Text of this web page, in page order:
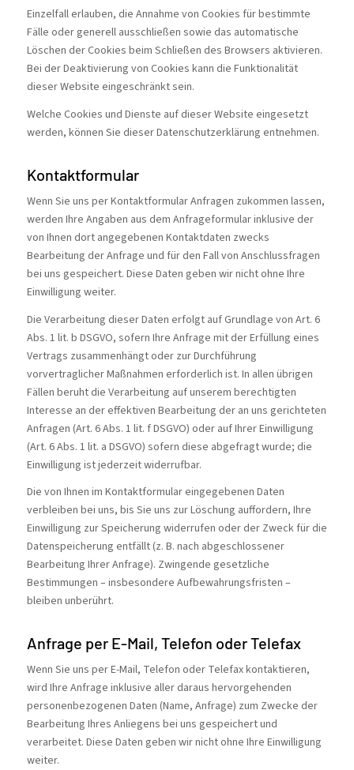
Einzelfall erlauben, die Annahme von Cookies für bestimmte
Fälle oder generell ausschließen sowie das automatische
Löschen der Cookies beim Schließen des Browsers aktivieren.
Bei der Deaktivierung von Cookies kann die Funktionalität
dieser Website eingeschränkt sein.
Welche Cookies und Dienste auf dieser Website eingesetzt
werden, können Sie dieser Datenschutzerklärung entnehmen.
Kontaktformular
Wenn Sie uns per Kontaktformular Anfragen zukommen lassen,
werden Ihre Angaben aus dem Anfrageformular inklusive der
von Ihnen dort angegebenen Kontaktdaten zwecks
Bearbeitung der Anfrage und für den Fall von Anschlussfragen
bei uns gespeichert. Diese Daten geben wir nicht ohne Ihre
Einwilligung weiter.
Die Verarbeitung dieser Daten erfolgt auf Grundlage von Art. 6
Abs. 1 lit. b DSGVO, sofern Ihre Anfrage mit der Erfüllung eines
Vertrags zusammenhängt oder zur Durchführung
vorvertraglicher Maßnahmen erforderlich ist. In allen übrigen
Fällen beruht die Verarbeitung auf unserem berechtigten
Interesse an der effektiven Bearbeitung der an uns gerichteten
Anfragen (Art. 6 Abs. 1 lit. f DSGVO) oder auf Ihrer Einwilligung
(Art. 6 Abs. 1 lit. a DSGVO) sofern diese abgefragt wurde; die
Einwilligung ist jederzeit widerrufbar.
Die von Ihnen im Kontaktformular eingegebenen Daten
verbleiben bei uns, bis Sie uns zur Löschung auffordern, Ihre
Einwilligung zur Speicherung widerrufen oder der Zweck für die
Datenspeicherung entfällt (z. B. nach abgeschlossener
Bearbeitung Ihrer Anfrage). Zwingende gesetzliche
Bestimmungen – insbesondere Aufbewahrungsfristen –
bleiben unberührt.
Anfrage per E-Mail, Telefon oder Telefax
Wenn Sie uns per E-Mail, Telefon oder Telefax kontaktieren,
wird Ihre Anfrage inklusive aller daraus hervorgehenden
personenbezogenen Daten (Name, Anfrage) zum Zwecke der
Bearbeitung Ihres Anliegens bei uns gespeichert und
verarbeitet. Diese Daten geben wir nicht ohne Ihre Einwilligung
weiter.